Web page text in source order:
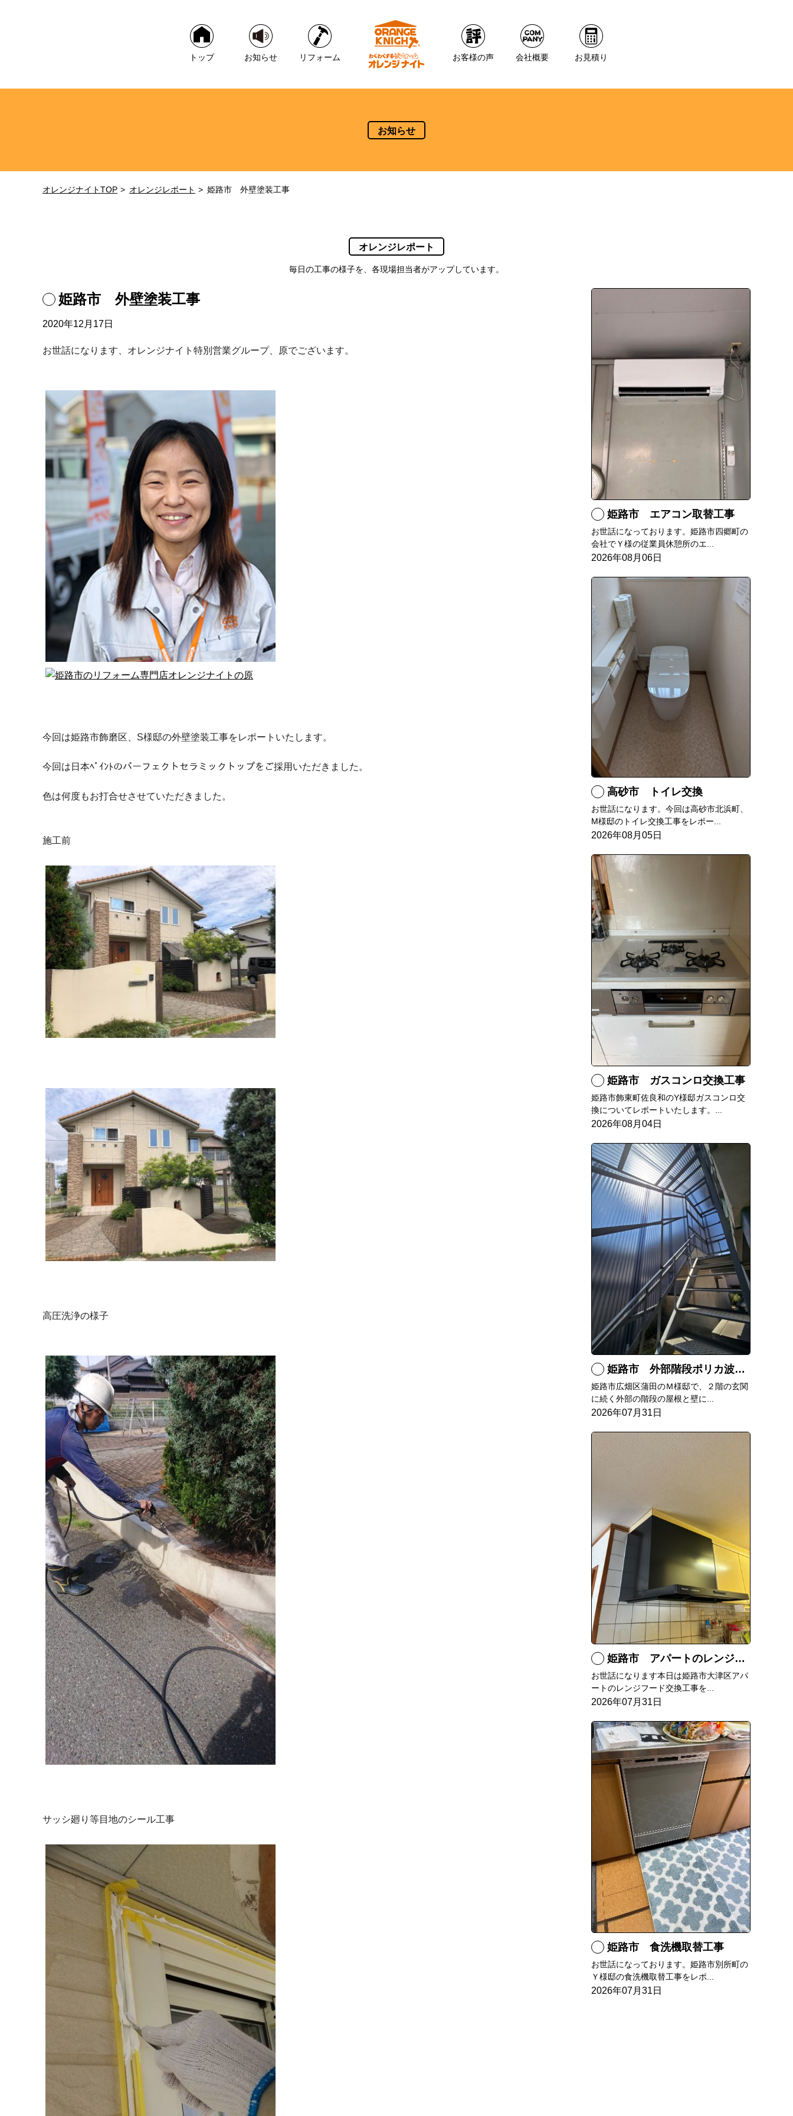
トップ お知らせ リフォーム お客様の声 会社概要 お見積り
お知らせ
オレンジナイトTOP オレンジレポート 姫路市 外壁塗装工事
オレンジレポート
毎日の工事の様子を、各現場担当者がアップしています。
姫路市 外壁塗装工事
2020年12月17日
お世話になります、オレンジナイト特別営業グループ、原でございます。
今回は姫路市飾磨区、S様邸の外壁塗装工事をレポートいたします。
今回は日本ﾍﾟｲﾝﾄのパーフェクトセラミックトップをご採用いただきました。
色は何度もお打合せさせていただきました。
施工前
高圧洗浄の様子
サッシ廻り等目地のシール工事
姫路市 エアコン取替工事
お世話になっております。姫路市四郷町の
会社でＹ様の従業員休憩所のエ...
2026年08月06日
高砂市 トイレ交換
お世話になります。今回は高砂市北浜町、
M様邸のトイレ交換工事をレポー...
2026年08月05日
姫路市 ガスコンロ交換工事
姫路市飾東町佐良和のY様邸ガスコンロ交
換についてレポートいたします。...
2026年08月04日
姫路市 外部階段ポリカ波板張替工事
姫路市広畑区蒲田のＭ様邸で、２階の玄関
に続く外部の階段の屋根と壁に...
2026年07月31日
姫路市 アパートのレンジフード交換
お世話になります本日は姫路市大津区アパ
ートのレンジフード交換工事を...
2026年07月31日
姫路市 食洗機取替工事
お世話になっております。姫路市別所町の
Ｙ様邸の食洗機取替工事をレポ...
2026年07月31日